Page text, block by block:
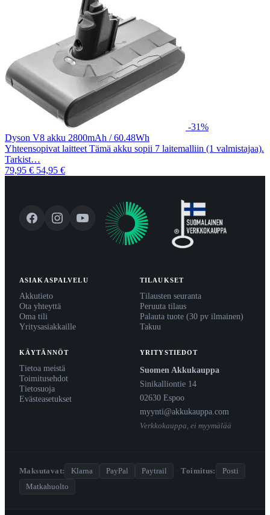
-31%
Dyson V8 akku 2800mAh / 60.48Wh
Yhteensopivat laitteet Tämä akku sopii 7 laitemalliin (1 valmistajaa).
Tarkist…
79,95 € 54,95 €
ASIAKASPALVELU
Akkutieto
Ota yhteyttä
Oma tili
Yritysasiakkaille
TILAUKSET
Tilausten seuranta
Peruuta tilaus
Palauta tuote (30 pv ilmainen)
Takuu
KÄYTÄNNÖT
Tietoa meistä
Toimitusehdot
Tietosuoja
Evästeasetukset
YRITYSTIEDOT
Suomen Akkukauppa
Sinikalliontie 14
02630 Espoo
myynti@akkukauppa.com
Verkkokauppa, ei myymälää
Maksutavat: Klarna PayPal Paytrail · Toimitus:
Posti
Matkahuolto